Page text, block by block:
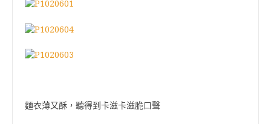
麵衣薄又酥，聽得到卡滋卡滋脆口聲